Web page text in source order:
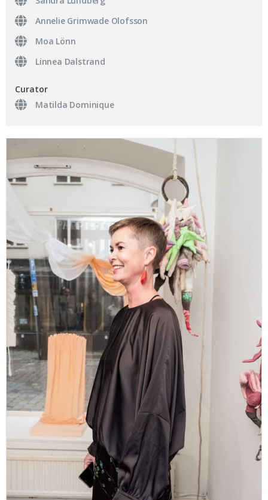
Annelie Grimwade Olofsson
Moa Lönn
Linnea Dalstrand
Curator
Matilda Dominique